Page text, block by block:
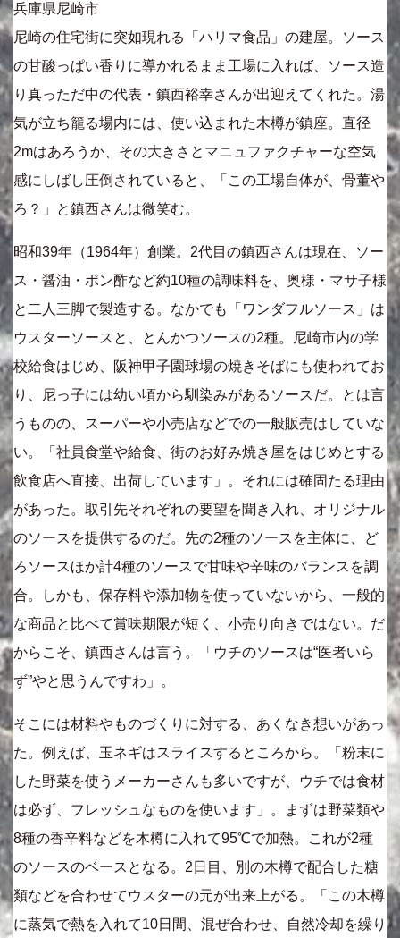
兵庫県尼崎市
尼崎の住宅街に突如現れる「ハリマ食品」の建屋。ソース
の甘酸っぱい香りに導かれるまま工場に入れば、ソース造
り真っただ中の代表・鎮西裕幸さんが出迎えてくれた。湯
気が立ち籠る場内には、使い込まれた木樽が鎮座。直径
2mはあろうか、その大きさとマニュファクチャーな空気
感にしばし圧倒されていると、「この工場自体が、骨董や
ろ？」と鎮西さんは微笑む。
昭和39年（1964年）創業。2代目の鎮西さんは現在、ソー
ス・醤油・ポン酢など約10種の調味料を、奥様・マサ子様
と二人三脚で製造する。なかでも「ワンダフルソース」は
ウスターソースと、とんかつソースの2種。尼崎市内の学
校給食はじめ、阪神甲子園球場の焼きそばにも使われてお
り、尼っ子には幼い頃から馴染みがあるソースだ。とは言
うものの、スーパーや小売店などでの一般販売はしていな
い。「社員食堂や給食、街のお好み焼き屋をはじめとする
飲食店へ直接、出荷しています」。それには確固たる理由
があった。取引先それぞれの要望を聞き入れ、オリジナル
のソースを提供するのだ。先の2種のソースを主体に、ど
ろソースほか計4種のソースで甘味や辛味のバランスを調
合。しかも、保存料や添加物を使っていないから、一般的
な商品と比べて賞味期限が短く、小売り向きではない。だ
からこそ、鎮西さんは言う。「ウチのソースは“医者いら
ず”やと思うんですわ」。
そこには材料やものづくりに対する、あくなき想いがあっ
た。例えば、玉ネギはスライスするところから。「粉末に
した野菜を使うメーカーさんも多いですが、ウチでは食材
は必ず、フレッシュなものを使います」。まずは野菜類や
8種の香辛料などを木樽に入れて95℃で加熱。これが2種
のソースのベースとなる。2日目、別の木樽で配合した糖
類などを合わせてウスターの元が出来上がる。「この木樽
に蒸気で熱を入れて10日間、混ぜ合わせ、自然冷却を繰り